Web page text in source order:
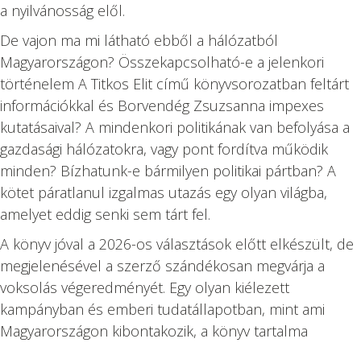
a nyilvánosság elől.
De vajon ma mi látható ebből a hálózatból
Magyarországon? Összekapcsolható-e a jelenkori
történelem A Titkos Elit című könyvsorozatban feltárt
információkkal és Borvendég Zsuzsanna impexes
kutatásaival? A mindenkori politikának van befolyása a
gazdasági hálózatokra, vagy pont fordítva működik
minden? Bízhatunk-e bármilyen politikai pártban? A
kötet páratlanul izgalmas utazás egy olyan világba,
amelyet eddig senki sem tárt fel.
A könyv jóval a 2026-os választások előtt elkészült, de
megjelenésével a szerző szándékosan megvárja a
voksolás végeredményét. Egy olyan kiélezett
kampányban és emberi tudatállapotban, mint ami
Magyarországon kibontakozik, a könyv tartalma